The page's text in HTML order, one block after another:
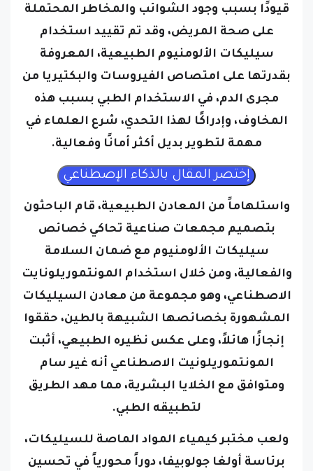
على صحة المريض، وقد تم تقييد استخدام
سيليكات الألومنيوم الطبيعية، المعروفة
بقدرتها على امتصاص الفيروسات والبكتيريا من
مجرى الدم، في الاستخدام الطبي بسبب هذه
المخاوف، وإدراكًا لهذا التحدي، شرع العلماء في
مهمة لتطوير بديل أكثر أمانًا وفعالية.
واستلهاماً من المعادن الطبيعية، قام الباحثون
بتصميم مجمعات صناعية تحاكي خصائص
سيليكات الألومنيوم مع ضمان السلامة
والفعالية، ومن خلال استخدام المونتموريلونايت
الاصطناعي، وهو مجموعة من معادن السيليكات
المشهورة بخصائصها الشبيهة بالطين، حققوا
إنجازًا هائلاً، وعلى عكس نظيره الطبيعي، أثبت
المونتموريلونيت الاصطناعي أنه غير سام
ومتوافق مع الخلايا البشرية، مما مهد الطريق
لتطبيقه الطبي.
ولعب مختبر كيمياء المواد الماصة للسيليكات،
برئاسة أولغا جولوبيفا، دوراً محورياً في تحسين
المادة الماصة، ومن خلال التجارب الدقيقة،